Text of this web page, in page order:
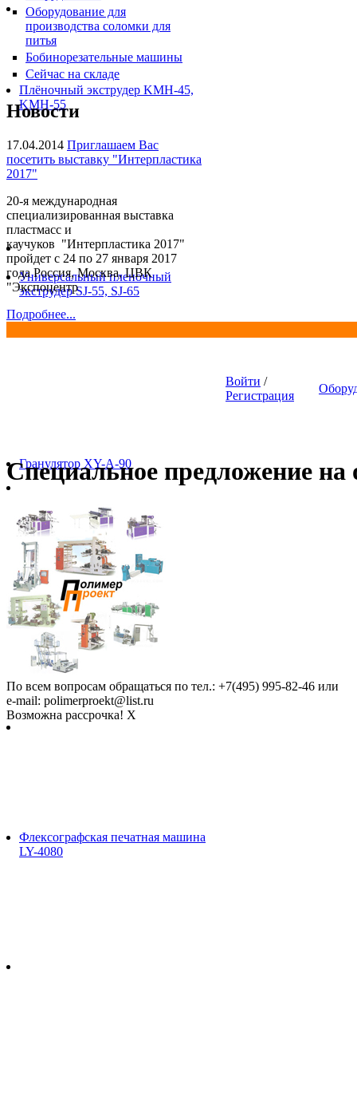
Плёночный экструдер KMH-45,
KMH-55
Универсальный пленочный
экструдер SJ-55, SJ-65
Гранулятор XY-A-90
Флексографская машина
ярусного типа
Флексографская печатная машина
LY-4080
Оборудование для
производства соломки для
питья
Бобинорезательные машины
Сейчас на складе
Новости
17.04.2014 Приглашаем Вас
посетить выставку "Интерпластика
2017"
20-я международная
специализированная выставка
пластмасс и
каучуков "Интерпластика 2017"
пройдет с 24 по 27 января 2017
года Россия, Москва, ЦВК
"Экспоцентр
Подробнее...
Войти /
Регистрация
Специальное предложение на
По всем вопросам обращаться по тел.: +7(495) 995-82-46 или
e-mail: polimerproekt@list.ru
Возможна рассрочка! X